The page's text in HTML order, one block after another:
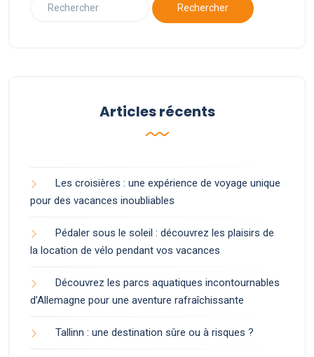
Articles récents
Les croisières : une expérience de voyage unique
pour des vacances inoubliables
Pédaler sous le soleil : découvrez les plaisirs de
la location de vélo pendant vos vacances
Découvrez les parcs aquatiques incontournables
d’Allemagne pour une aventure rafraîchissante
Tallinn : une destination sûre ou à risques ?